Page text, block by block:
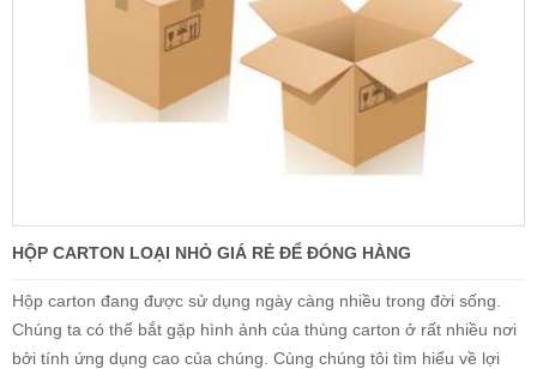
HỘP CARTON LOẠI NHỎ GIÁ RẺ ĐỂ ĐÓNG HÀNG
Hộp carton đang được sử dụng ngày càng nhiều trong đời sống.
Chúng ta có thể bắt gặp hình ảnh của thùng carton ở rất nhiều nơi
bởi tính ứng dụng cao của chúng. Cùng chúng tôi tìm hiểu về lợi